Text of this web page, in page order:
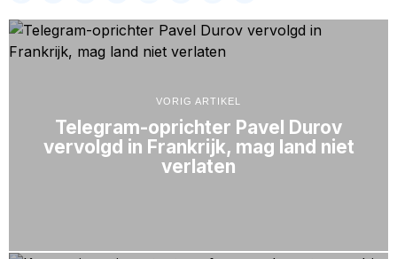
VORIG ARTIKEL
Telegram-oprichter Pavel Durov
vervolgd in Frankrijk, mag land niet
verlaten